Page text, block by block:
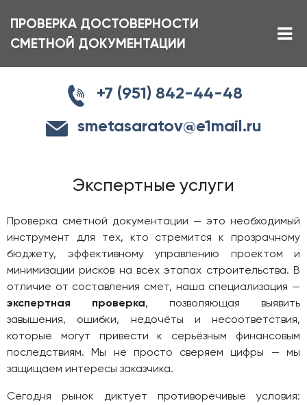
ПРОВЕРКА ДОСТОВЕРНОСТИ
СМЕТНОЙ ДОКУМЕНТАЦИИ
+7 (951) 842-44-48
smetasaratov@e1mail.ru
Экспертные услуги
Проверка сметной документации — это необходимый
инструмент для тех, кто стремится к прозрачному
бюджету, эффективному управлению проектом и
минимизации рисков на всех этапах строительства. В
отличие от составления смет, наша специализация —
экспертная проверка, позволяющая выявить
завышения, ошибки, недочёты и несоответствия,
которые могут привести к серьёзным финансовым
последствиям. Мы не просто сверяем цифры — мы
защищаем интересы заказчика.
Сегодня рынок диктует противоречивые условия: